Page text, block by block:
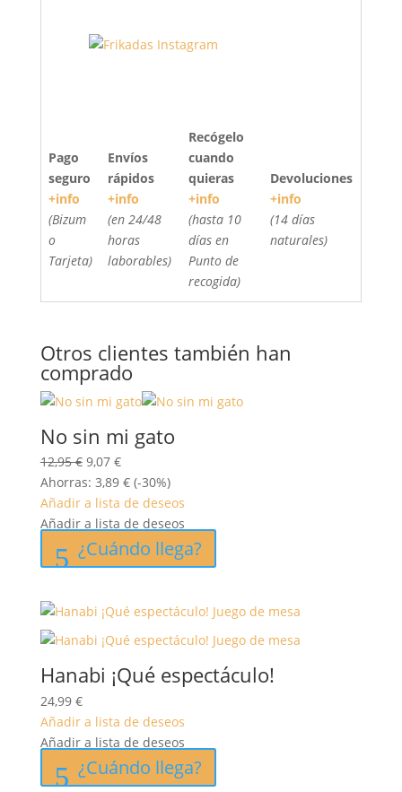
Pago
seguro
+info
(Bizum
o
Tarjeta)
Envíos
rápidos
+info
(en 24/48
horas
laborables)
Recógelo
cuando
quieras
+info
(hasta 10
días en
Punto de
recogida)
Devoluciones
+info
(14 días
naturales)
Otros clientes también han
comprado
No sin mi gato
12,95€ El
precio
original
era:
12,95 €.
9,07 €El
precio
actual
es:
9,07 €.
Ahorras: 3,89 € (-30%)
Añadir a lista de deseos
Añadir a lista de deseos
¿Cuándo llega?
Hanabi ¡Qué espectáculo!
24,99 €
Añadir a lista de deseos
Añadir a lista de deseos
¿Cuándo llega?